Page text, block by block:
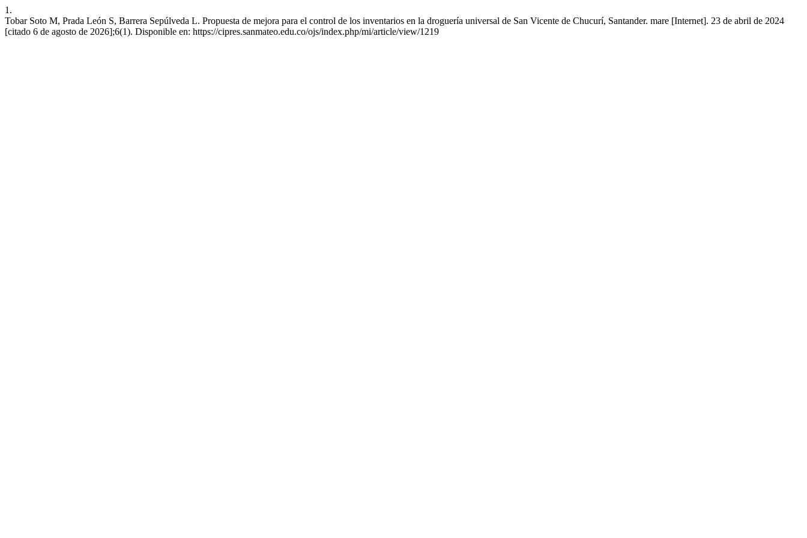
1.
Tobar Soto M, Prada León S, Barrera Sepúlveda L. Propuesta de mejora para el control de los inventarios en la droguería universal de San Vicente de Chucurí, Santander. mare [Internet]. 23 de abril de 2024
[citado 6 de agosto de 2026];6(1). Disponible en: https://cipres.sanmateo.edu.co/ojs/index.php/mi/article/view/1219